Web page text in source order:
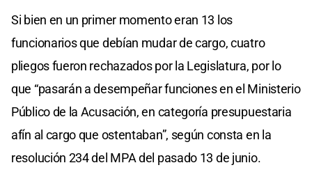
Si bien en un primer momento eran 13 los
funcionarios que debían mudar de cargo, cuatro
pliegos fueron rechazados por la Legislatura, por lo
que “pasarán a desempeñar funciones en el Ministerio
Público de la Acusación, en categoría presupuestaria
afín al cargo que ostentaban”, según consta en la
resolución 234 del MPA del pasado 13 de junio.